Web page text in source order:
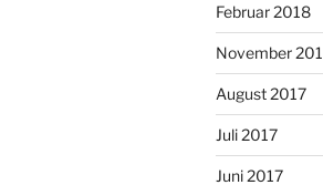
Februar 2018
November
August 2017
Juli 2017
Juni 2017